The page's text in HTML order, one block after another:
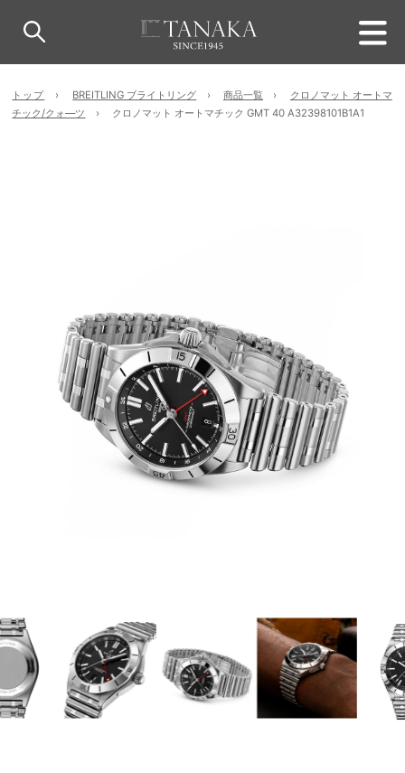
トップ BREITLING ブライトリング 商品一覧
クロノマット オートマ
チック/クォ―ツ
クロノマット オートマチック GMT 40 A32398101B1A1